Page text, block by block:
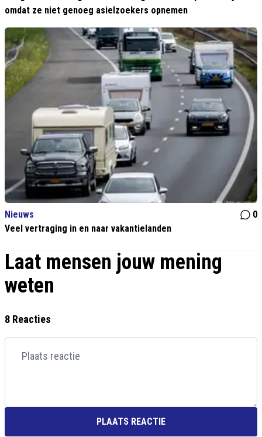
omdat ze niet genoeg asielzoekers opnemen
Nieuws
0
Veel vertraging in en naar vakantielanden
Laat mensen jouw mening
weten
8 Reacties
PLAATS REACTIE